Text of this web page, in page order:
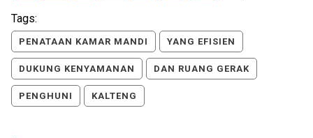
Tags:
PENATAAN KAMAR MANDI YANG EFISIEN
DUKUNG KENYAMANAN DAN RUANG GERAK
PENGHUNI KALTENG